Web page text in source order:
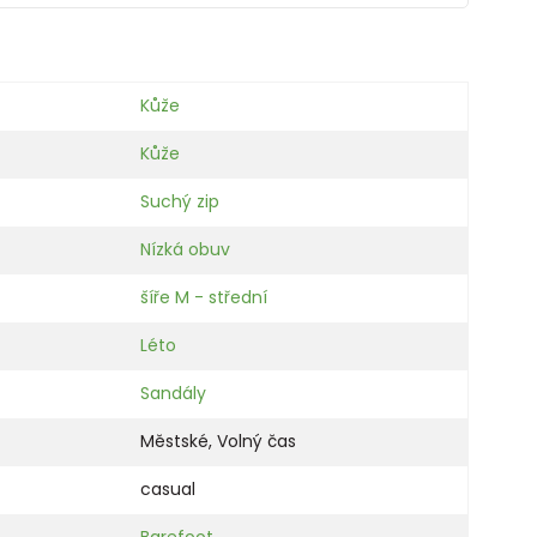
Kůže
Kůže
Suchý zip
Nízká obuv
šíře M - střední
Léto
Sandály
Městské, Volný čas
casual